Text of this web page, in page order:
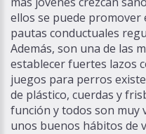
ellos se puede promover
pautas conductuales
Además, son una de las
establecer fuertes lazos
juegos para perros
de plástico, cuerdas y
función y todos son muy
unos buenos hábitos de